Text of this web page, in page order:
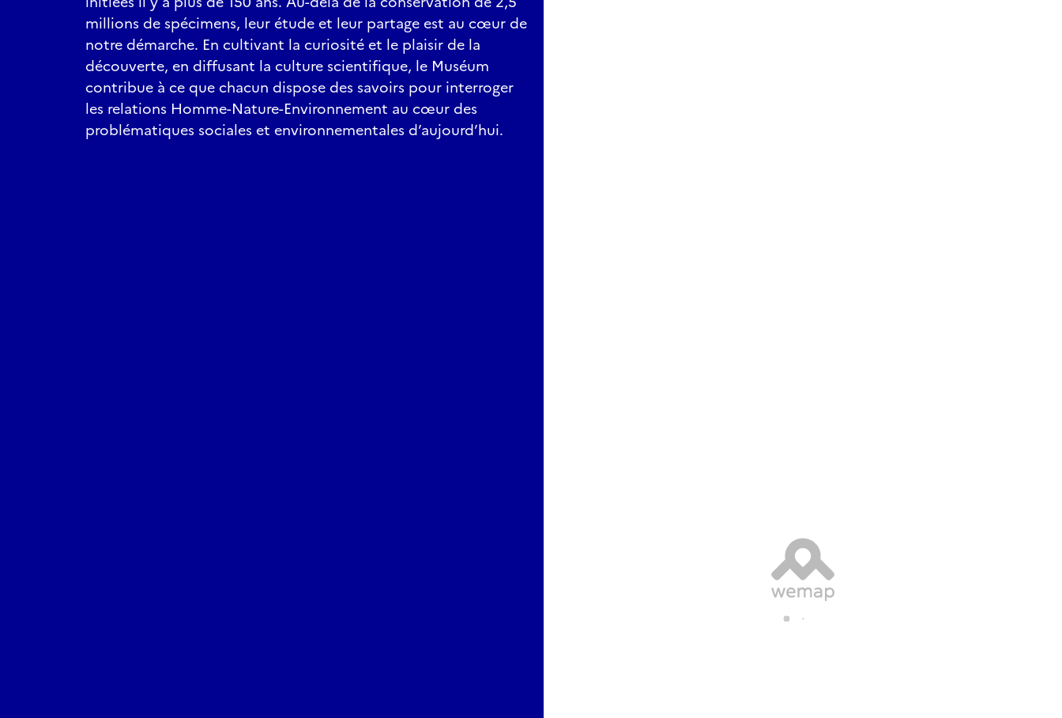
millions de spécimens, leur étude et leur partage est au cœur de
notre démarche. En cultivant la curiosité et le plaisir de la
découverte, en diffusant la culture scientifique, le Muséum
contribue à ce que chacun dispose des savoirs pour interroger
les relations Homme-Nature-Environnement au cœur des
problématiques sociales et environnementales d’aujourd’hui.